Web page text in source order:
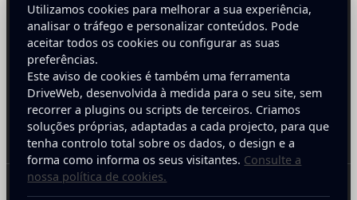
E-mail
Inscreva-se
Utilizamos cookies para melhorar a sua experiência,
analisar o tráfego e personalizar conteúdos. Pode
aceitar todos os cookies ou configurar as suas
preferências.
Este aviso de cookies é também uma ferramenta
DriveWeb, desenvolvida à medida para o seu site, sem
recorrer a plugins ou scripts de terceiros. Criamos
soluções próprias, adaptadas a cada projecto, para que
tenha controlo total sobre os dados, o design e a
forma como informa os seus visitantes. Consulte a
nossa política de cookies.